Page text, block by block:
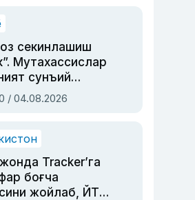
тўла ҳаёти
секинлашиш
Мутахассислар
сунъий
бошқара
қолишидан
/ 04.08.2026
Tracker’га
боғча
жойлаб, ЙТҲ